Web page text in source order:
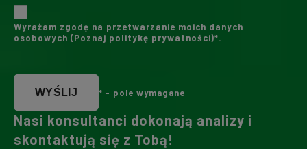
Wyrażam zgodę na przetwarzanie moich danych
osobowych (Poznaj politykę prywatności)*.
WYŚLIJ * - pole wymagane
Nasi konsultanci dokonają analizy i
skontaktują się z Tobą!